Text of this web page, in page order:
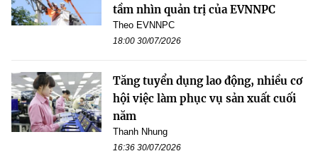
tầm nhìn quản trị của EVNNPC
Theo EVNNPC
18:00 30/07/2026
Tăng tuyển dụng lao động, nhiều cơ
hội việc làm phục vụ sản xuất cuối
năm
Thanh Nhung
16:36 30/07/2026